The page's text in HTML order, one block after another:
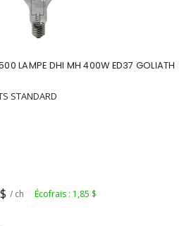
LAMPE DHI MH 400W ED37 GOLIATH
STANDARD
/ ch Écofrais : 1,85 $